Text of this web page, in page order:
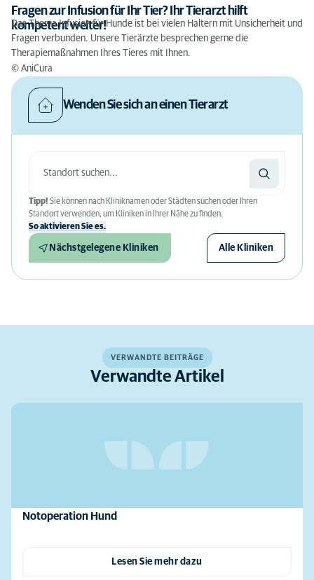
Fragen zur Infusion für Ihr Tier? Ihr Tierarzt hilft
kompetent weiter!
Das Thema Infusion für Hunde ist bei vielen Haltern mit Unsicherheit und
Fragen verbunden. Unsere Tierärzte besprechen gerne die
Therapiemaßnahmen Ihres Tieres mit Ihnen.
© AniCura
Wenden Sie sich an einen Tierarzt
Tipp! Sie können nach Kliniknamen oder Städten suchen oder Ihren
Standort verwenden, um Kliniken in Ihrer Nähe zu finden.
So aktivieren Sie es.
Nächstgelegene Kliniken Alle Kliniken
VERWANDTE BEITRÄGE
Verwandte Artikel
Notoperation Hund
Lesen Sie mehr dazu